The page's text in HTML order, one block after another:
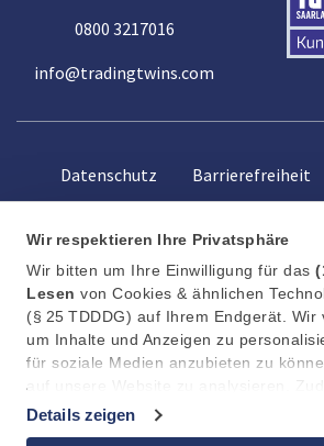
Wir respektieren Ihre Privatsphäre
Wir bitten um Ihre Einwilligung für das
Lesen von Cookies & ähnlichen
(§ 25 TDDDG) auf Ihrem Endgerät. Wir
um Inhalte und Anzeigen zu
für soziale Medien anzubieten zu
auf unsere Website zu analysieren.
Ihre Einwilligung in die anschließende
Details zeigen
0800 3217016
info@tradingtwins.com
Datenschutz Barrierefreiheit